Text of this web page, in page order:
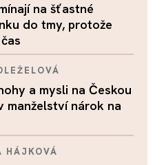
na šťastné
do tmy, protože
a mysli na Českou
manželství nárok na
HÁJKOVÁ